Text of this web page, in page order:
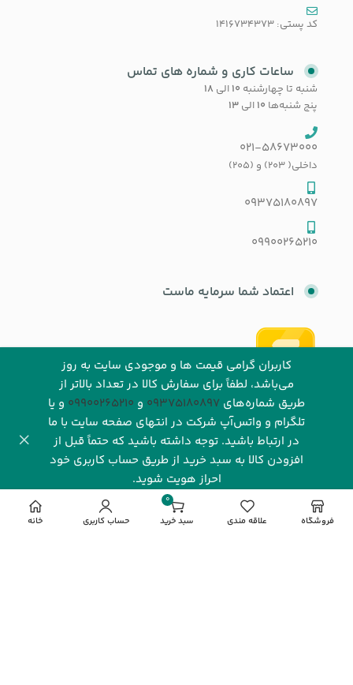
کاربران گرامی قیمت ها و موجودی سایت به روز
می‌باشد، لطفاً برای سفارش کالا در تعداد بالاتر از
طریق شماره‌های‌ 09375180897 و 09900265210 و یا
تلگرام و واتس‌آپ شرکت در انتهای صفحه سایت با ما
در ارتباط باشید. توجه داشته باشید که حتماً قبل از
افزودن کالا به سبد خرید از طریق حساب کاربری خود
احراز هویت شوید.
کد پستی: 1416734373
ساعات کاری و شماره های تماس
شنبه تا چهارشنبه ۱۰ الی ۱۸
پنج شنبه‌ها ۱۰ الی ۱۳
021-58673000
داخلی( 203) و (205)
09375180897
09900265210
اعتماد شما سرمایه ماست
شرکت رهاورد سرزمین البرز با بیش از یک دهه فعالیت مستمر و
تخصصی در صنعت فناوری اطلاعات، یکی از نام‌های شناخته‌شده
و معتبر در بازار دیجیتال ایران به شمار می‌رود. این شرکت با
تمرکز بر ارائه محصولات باکیفیت و خدماتی قابل‌اعتماد، توانسته
فروشگاه علاقه مندی
0
مورد
سبد خرید حساب کاربری خانه